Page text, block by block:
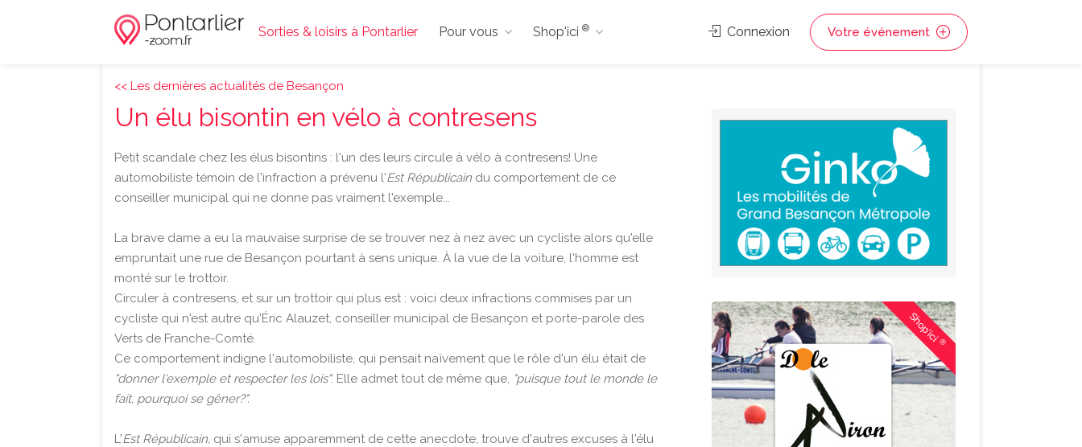
Sorties & loisirs à Pontarlier Pour vous Shop'ici® Connexion Votre événement
<< Les dernières actualités de Besançon
Un élu bisontin en vélo à contresens
Petit scandale chez les élus bisontins : l'un des leurs circule à vélo à contresens! Une
automobiliste témoin de l'infraction a prévenu l'Est Républicain du comportement de ce
conseiller municipal qui ne donne pas vraiment l'exemple...
La brave dame a eu la mauvaise surprise de se trouver nez à nez avec un cycliste alors qu'elle
empruntait une rue de Besançon pourtant à sens unique. À la vue de la voiture, l'homme est
monté sur le trottoir.
Circuler à contresens, et sur un trottoir qui plus est : voici deux infractions commises par un
cycliste qui n'est autre qu'Éric Alauzet, conseiller municipal de Besançon et porte-parole des
Verts de Franche-Comté.
Ce comportement indigne l'automobiliste, qui pensait naïvement que le rôle d'un élu était de
"donner l'exemple et respecter les lois". Elle admet tout de même que, "puisque tout le monde le
fait, pourquoi se gêner?".
L'Est Républicain, qui s'amuse apparemment de cette anecdote, trouve d'autres excuses à l'élu
Shop'ici®